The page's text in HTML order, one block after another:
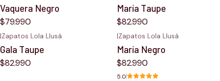
Vaquera Negro
$79.990
María Taupe
$82.990
|Zapatos Lola Llusá
Gala Taupe
$82.990
|Zapatos Lola Llusá
María Negro
$82.990
5.0